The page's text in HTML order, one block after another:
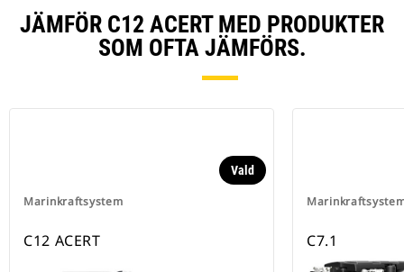
JÄMFÖR C12 ACERT MED PRODUKTER
SOM OFTA JÄMFÖRS.
Marinkraftsystem
Vald
C12 ACERT C7.1